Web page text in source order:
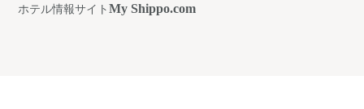
ホテル情報サイトMy Shippo.com